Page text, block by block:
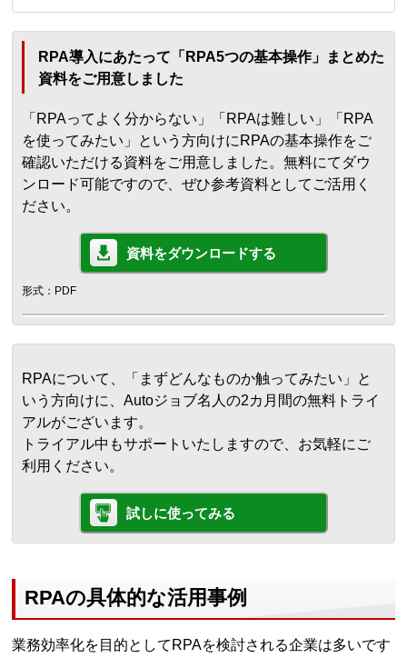
RPA導入にあたって「RPA5つの基本操作」まとめた
資料をご用意しました
「RPAってよく分からない」「RPAは難しい」「RPA
を使ってみたい」という方向けにRPAの基本操作をご
確認いただける資料をご用意しました。無料にてダウ
ンロード可能ですので、ぜひ参考資料としてご活用く
ださい。
資料をダウンロードする
形式：PDF
RPAについて、「まずどんなものか触ってみたい」と
いう方向けに、Autoジョブ名人の2カ月間の無料トライ
アルがございます。
トライアル中もサポートいたしますので、お気軽にご
利用ください。
試しに使ってみる
RPAの具体的な活用事例
業務効率化を目的としてRPAを検討される企業は多いです